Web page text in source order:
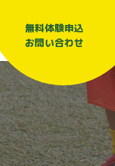
無料体験申込
お問い合わせ